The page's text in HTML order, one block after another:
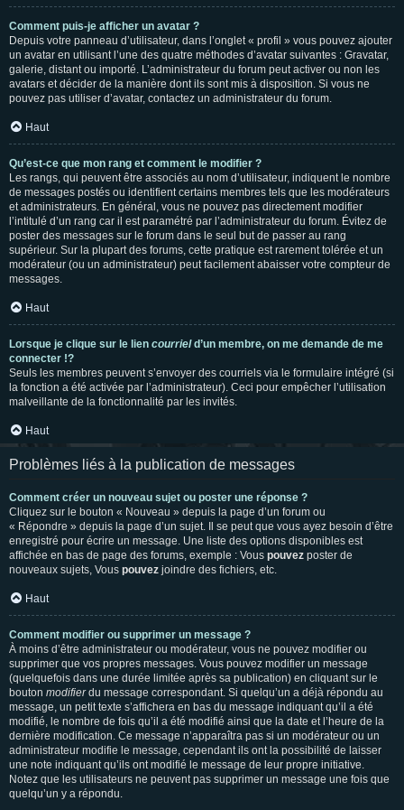
Comment puis-je afficher un avatar ?
Depuis votre panneau d’utilisateur, dans l’onglet « profil » vous pouvez ajouter
un avatar en utilisant l’une des quatre méthodes d’avatar suivantes : Gravatar,
galerie, distant ou importé. L’administrateur du forum peut activer ou non les
avatars et décider de la manière dont ils sont mis à disposition. Si vous ne
pouvez pas utiliser d’avatar, contactez un administrateur du forum.
Haut
Qu’est-ce que mon rang et comment le modifier ?
Les rangs, qui peuvent être associés au nom d’utilisateur, indiquent le nombre
de messages postés ou identifient certains membres tels que les modérateurs
et administrateurs. En général, vous ne pouvez pas directement modifier
l’intitulé d’un rang car il est paramétré par l’administrateur du forum. Évitez de
poster des messages sur le forum dans le seul but de passer au rang
supérieur. Sur la plupart des forums, cette pratique est rarement tolérée et un
modérateur (ou un administrateur) peut facilement abaisser votre compteur de
messages.
Haut
Lorsque je clique sur le lien courrield’un membre, on me demande de me
connecter !?
Seuls les membres peuvent s’envoyer des courriels via le formulaire intégré (si
la fonction a été activée par l’administrateur). Ceci pour empêcher l’utilisation
malveillante de la fonctionnalité par les invités.
Haut
Problèmes liés à la publication de messages
Comment créer un nouveau sujet ou poster une réponse ?
Cliquez sur le bouton « Nouveau » depuis la page d’un forum ou
« Répondre » depuis la page d’un sujet. Il se peut que vous ayez besoin d’être
enregistré pour écrire un message. Une liste des options disponibles est
affichée en bas de page des forums, exemple : Vous pouvez poster de
nouveaux sujets, Vous pouvez joindre des fichiers, etc.
Haut
Comment modifier ou supprimer un message ?
À moins d’être administrateur ou modérateur, vous ne pouvez modifier ou
supprimer que vos propres messages. Vous pouvez modifier un message
(quelquefois dans une durée limitée après sa publication) en cliquant sur le
bouton modifierdu message correspondant. Si quelqu’un a déjà répondu au
message, un petit texte s’affichera en bas du message indiquant qu’il a été
modifié, le nombre de fois qu’il a été modifié ainsi que la date et l’heure de la
dernière modification. Ce message n’apparaîtra pas si un modérateur ou un
administrateur modifie le message, cependant ils ont la possibilité de laisser
une note indiquant qu’ils ont modifié le message de leur propre initiative.
Notez que les utilisateurs ne peuvent pas supprimer un message une fois que
quelqu’un y a répondu.